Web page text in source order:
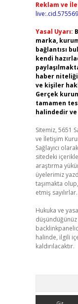
Reklam ve
Yasal Uyarı:
marka,
bağlantısı
kendi
haber
ve kişiler
Gerçek
tamamen
halindedir
Sitemiz, 5651
ve İletişim
Sağlayıcı
sitedeki
araştırma
üyelerimiz
taşımakta
etmiş sayılırlar.
Hukuka ve
halinde, ilgili
kaldırılacaktır.